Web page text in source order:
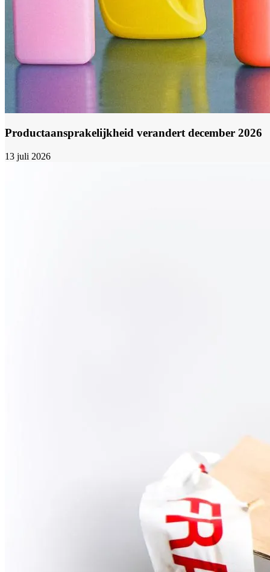
Productaansprakelijkheid verandert december 2026
13 juli 2026